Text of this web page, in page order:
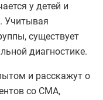
у детей и
Учитывая
существует
диагностике.
и расскажут о
со СМА,